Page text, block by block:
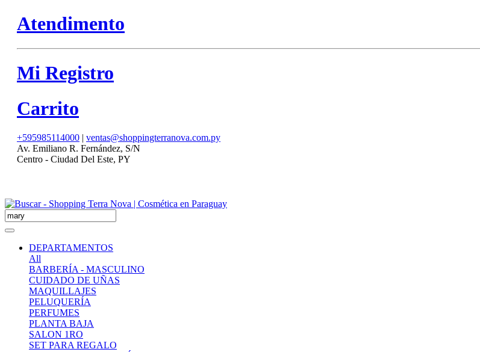
Atendimento
Mi Registro
Carrito
+595985114000 | ventas@shoppingterranova.com.py
Av. Emiliano R. Fernández, S/N
Centro - Ciudad Del Este, PY
DEPARTAMENTOS
All
BARBERÍA - MASCULINO
CUIDADO DE UÑAS
MAQUILLAJES
PELUQUERÍA
PERFUMES
PLANTA BAJA
SALON 1RO
SET PARA REGALO